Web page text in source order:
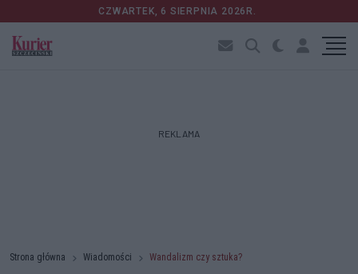
CZWARTEK, 6 SIERPNIA 2026R.
REKLAMA
Strona główna Wiadomości Wandalizm czy sztuka?